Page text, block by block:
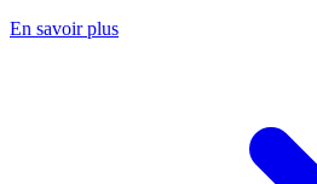
En savoir plus